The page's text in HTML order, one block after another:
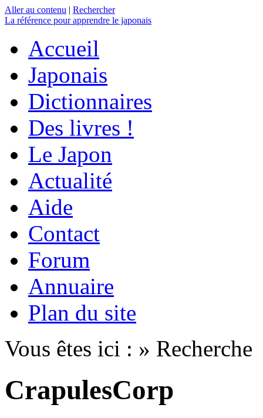
Aller au contenu | Rechercher
La référence pour apprendre le japonais
Accueil
Japonais
Dictionnaires
Des livres !
Le Japon
Actualité
Aide
Contact
Forum
Annuaire
Plan du site
Vous êtes ici : » Recherche
CrapulesCorp